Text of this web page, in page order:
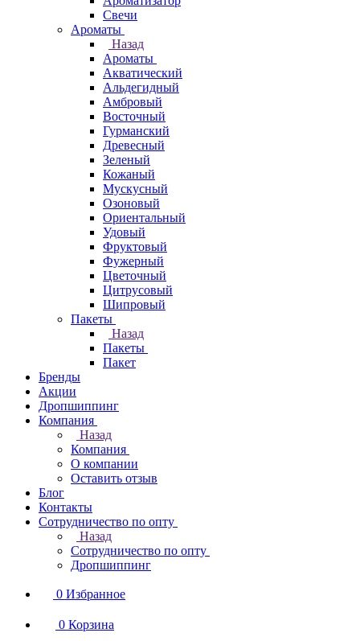
Свечи
Ароматы
Назад
Ароматы
Акватический
Альдегидный
Амбровый
Восточный
Гурманский
Древесный
Зеленый
Кожаный
Мускусный
Озоновый
Ориентальный
Удовый
Фруктовый
Фужерный
Цветочный
Цитрусовый
Шипровый
Пакеты
Назад
Пакеты
Пакет
Бренды
Акции
Дропшиппинг
Компания
Назад
Компания
О компании
Оставить отзыв
Блог
Контакты
Сотрудничество по опту
Назад
Сотрудничество по опту
Дропшиппинг
0 Избранное
0 Корзина